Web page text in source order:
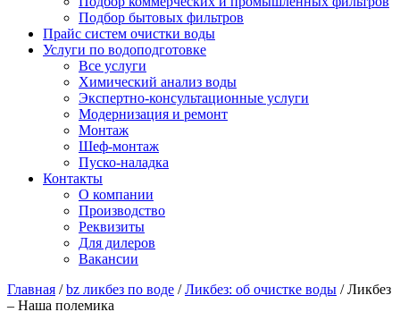
Подбор бытовых фильтров
Прайс систем очистки воды
Услуги по водоподготовке
Все услуги
Химический анализ воды
Экспертно-консультационные услуги
Модернизация и ремонт
Монтаж
Шеф-монтаж
Пуско-наладка
Контакты
О компании
Производство
Реквизиты
Для дилеров
Вакансии
Главная /bz ликбез по воде /Ликбез: об очистке воды /Ликбез
– Наша полемика